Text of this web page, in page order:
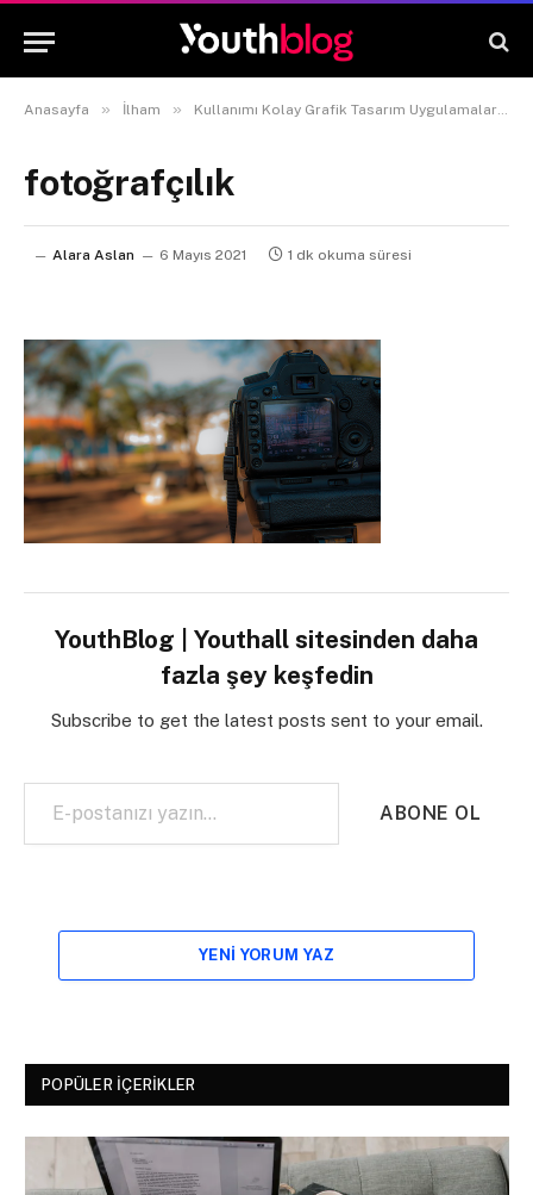
Anasayfa » İlham » Kullanımı Kolay Grafik Tasarım Uygulamaları
fotoğrafçılık
Alara Aslan 6 Mayıs 2021 1 dk okuma süresi
YouthBlog | Youthall sitesinden daha
fazla şey keşfedin
Subscribe to get the latest posts sent to your email.
E-postanızı yazın…
ABONE OL
YENI YORUM YAZ
POPÜLER İÇERIKLER